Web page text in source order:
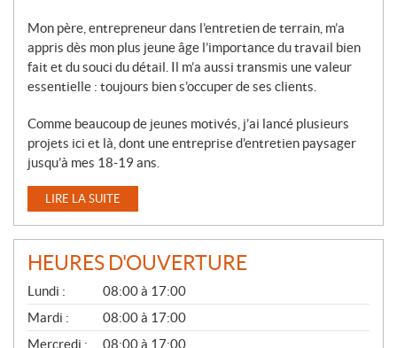
Mon père, entrepreneur dans l’entretien de terrain, m’a
appris dès mon plus jeune âge l’importance du travail bien
fait et du souci du détail. Il m’a aussi transmis une valeur
essentielle : toujours bien s’occuper de ses clients.
Comme beaucoup de jeunes motivés, j’ai lancé plusieurs
projets ici et là, dont une entreprise d’entretien paysager
jusqu’à mes 18-19 ans.
LIRE LA SUITE
HEURES D'OUVERTURE
G
É
N
É
Lundi :
08:00 à 17:00
Mardi :
08:00 à 17:00
Mercredi :
08:00 à 17:00